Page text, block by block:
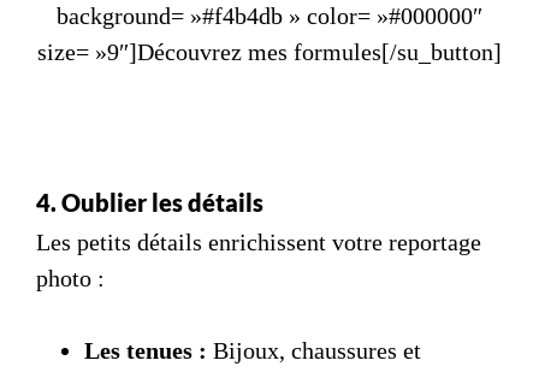
background= »#f4b4db » color= »#000000″
size= »9″]Découvrez mes formules[/su_button]
4. Oublier les détails
Les petits détails enrichissent votre reportage
photo :
Les tenues : Bijoux, chaussures et